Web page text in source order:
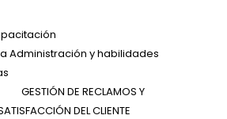
Administración y habilidades
GESTIÓN DE RECLAMOS Y
DEL CLIENTE